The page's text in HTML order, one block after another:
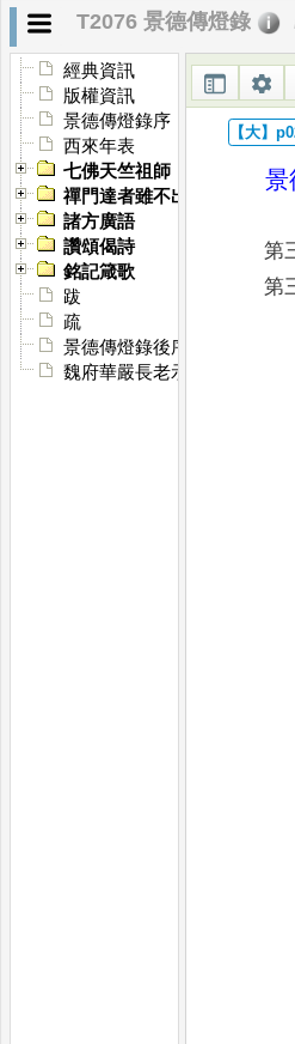
T2076 景德傳燈錄
經典資訊
版權資訊
景德傳燈錄序
西來年表
七佛天竺祖師
禪門達者雖不出世有名於時者
諸方廣語
讚頌偈詩
銘記箴歌
跋
疏
景德傳燈錄後序
魏府華嚴長老示眾
景
第
第